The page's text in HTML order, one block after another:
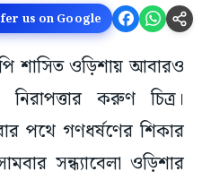
us on Google
শাসিত ওড়িশায় আবারও
করুণ চিত্র।
পথে গণধর্ষণের শিকার
সন্ধ্যাবেলা ওড়িশার